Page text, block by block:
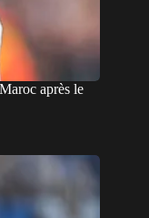
après le